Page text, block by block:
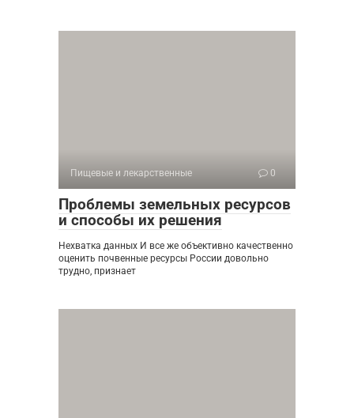
Пищевые и лекарственные 0
Проблемы земельных ресурсов
и способы их решения
Нехватка данных И все же объективно качественно
оценить почвенные ресурсы России довольно
трудно, признает